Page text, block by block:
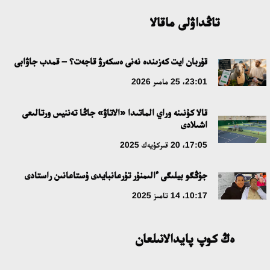
18:59، 20 شىلدە 2026
مە؟
18:16، 20 شىلدە 2026
ۇلتتىق ءارحيۆتىڭ اشىلعانىنا 20 جىل: نەگىزگى جەتىستىكتەرى مەن
دامۋ باعىتى
مەملەكەت باسشىسى كوبەيتۇز كولىنىڭ جاي-كۇيىنە نازار اۋداردى
تاڭداۋلى ماقالا
قۇربان ايت كەزىندە نەنى ەسكەرۋ قاجەت؟ – قمدب جاۋابى
23:01، 25 مامىر 2026
قالا كۇنىنە وراي الماتىدا «الاتاۋ» جاڭا تەننيس ورتالىعى
اشىلادى
17:05، 20 قىركۇيەك 2025
جۇڭگو بيلىگى ءالىمنۇر تۇرعانبايدى ۇستاعانىن راستادى
10:17، 14 تامىز 2025
ەڭ كوپ پايدالانىلعان